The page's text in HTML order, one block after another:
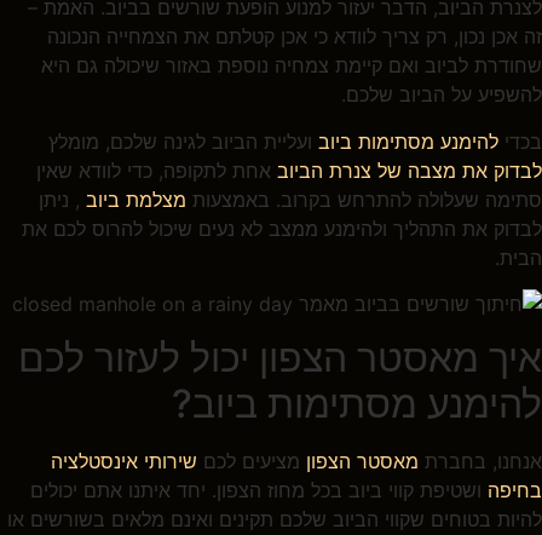
לצנרת הביוב, הדבר יעזור למנוע הופעת שורשים בביוב. האמת –
זה אכן נכון, רק צריך לוודא כי אכן קטלתם את הצמחייה הנכונה
שחודרת לביוב ואם קיימת צמחיה נוספת באזור שיכולה גם היא
להשפיע על הביוב שלכם.
בכדי להימנע מסתימות ביוב ועליית הביוב לגינה שלכם, מומלץ
לבדוק את מצבה של צנרת הביוב אחת לתקופה, כדי לוודא שאין
סתימה שעלולה להתרחש בקרוב. באמצעות מצלמת ביוב , ניתן
לבדוק את התהליך ולהימנע ממצב לא נעים שיכול להרוס לכם את
הבית.
איך מאסטר הצפון יכול לעזור לכם
להימנע מסתימות ביוב?
אנחנו, בחברת מאסטר הצפון מציעים לכם שירותי אינסטלציה
בחיפה ושטיפת קווי ביוב בכל מחוז הצפון. יחד איתנו אתם יכולים
להיות בטוחים שקווי הביוב שלכם תקינים ואינם מלאים בשורשים או